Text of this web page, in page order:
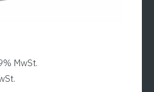
MwSt.